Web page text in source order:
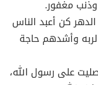
مغفور.
كن أعبد الناس
وأشدهم حاجة
على رسول الله،